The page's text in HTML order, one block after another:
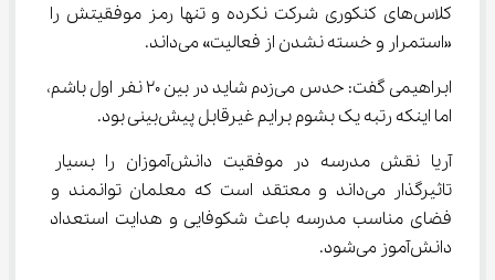
کلاس‌های کنکوری شرکت نکرده و تنها رمز موفقیتش را
«استمرار و خسته نشدن از فعالیت» می‌داند.
ابراهیمی گفت: حدس می‌زدم شاید در بین 20 نفر اول باشم،
اما اینکه رتبه یک بشوم برایم غیرقابل پیش‌بینی بود.
آریا نقش مدرسه در موفقیت دانش‌آموزان را بسیار
تاثیرگذار می‌داند و معتقد است که معلمان توانمند و
فضای مناسب مدرسه باعث شکوفایی و هدایت استعداد
دانش‌آموز می‌شود.